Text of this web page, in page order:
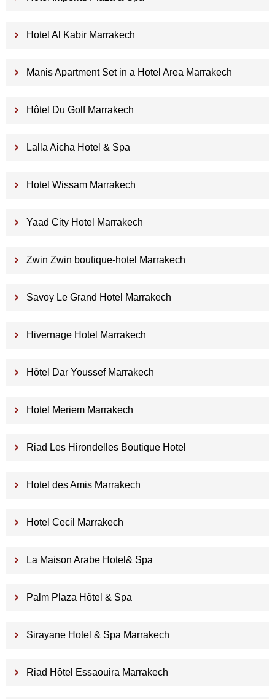
Hotel Al Kabir Marrakech
Manis Apartment Set in a Hotel Area Marrakech
Hôtel Du Golf Marrakech
Lalla Aicha Hotel & Spa
Hotel Wissam Marrakech
Yaad City Hotel Marrakech
Zwin Zwin boutique-hotel Marrakech
Savoy Le Grand Hotel Marrakech
Hivernage Hotel Marrakech
Hôtel Dar Youssef Marrakech
Hotel Meriem Marrakech
Riad Les Hirondelles Boutique Hotel
Hotel des Amis Marrakech
Hotel Cecil Marrakech
La Maison Arabe Hotel& Spa
Palm Plaza Hôtel & Spa
Sirayane Hotel & Spa Marrakech
Riad Hôtel Essaouira Marrakech